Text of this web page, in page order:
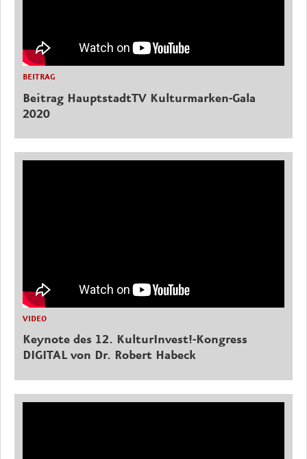
BEITRAG
Beitrag HauptstadtTV Kulturmarken-Gala
2020
VIDEO
Keynote des 12. KulturInvest!-Kongress
DIGITAL von Dr. Robert Habeck